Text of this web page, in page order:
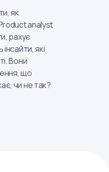
як
analyst
рахує
які
Вони
що
чи не так?